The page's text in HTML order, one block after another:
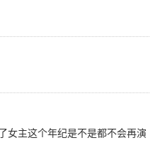
女主这个年纪是不是都不会再演